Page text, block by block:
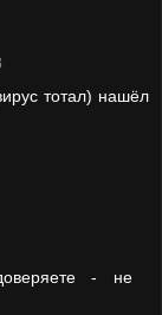
тотал) нашёл
- не